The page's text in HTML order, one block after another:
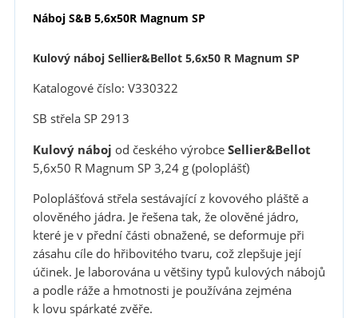
Náboj S&B 5,6x50R Magnum SP
Kulový náboj Sellier&Bellot 5,6x50 R Magnum SP
Katalogové číslo: V330322
SB střela SP 2913
Kulový náboj od českého výrobceSellier&Bellot
5,6x50 R Magnum SP 3,24 g (poloplášť)
Poloplášťová střela sestávající z kovového pláště a
olověného jádra. Je řešena tak, že olověné jádro,
které je v přední části obnažené, se deformuje při
zásahu cíle do hřibovitého tvaru, což zlepšuje její
účinek. Je laborována u většiny typů kulových nábojů
a podle ráže a hmotnosti je používána zejména
k lovu spárkaté zvěře.